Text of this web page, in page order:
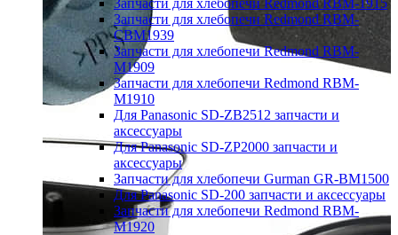
Запчасти для хлебопечи Redmond RBM-1915
Запчасти для хлебопечи Redmond RBM-
CBM1939
Запчасти для хлебопечи Redmond RBM-
M1909
Запчасти для хлебопечи Redmond RBM-
M1910
Для Panasonic SD-ZB2512 запчасти и
аксессуары
Для Panasonic SD-ZP2000 запчасти и
аксессуары
Запчасти для хлебопечи Gurman GR-BM1500
Для Panasonic SD-200 запчасти и аксессуары
Запчасти для хлебопечи Redmond RBM-
M1920